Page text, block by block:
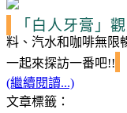
「白人牙膏」
料、汽水和咖啡無限
一起來探訪一番吧!!
(繼續閱讀...)
文章標籤：